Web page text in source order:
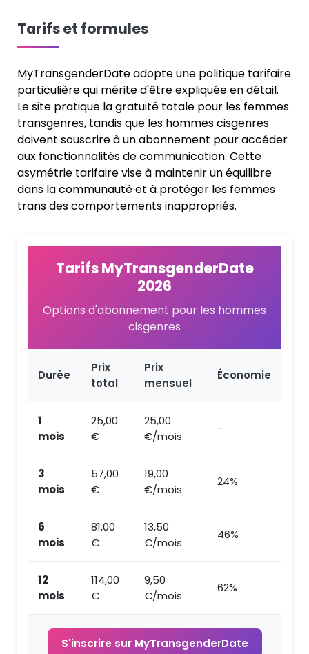
Tarifs et formules
MyTransgenderDate adopte une politique tarifaire
particulière qui mérite d'être expliquée en détail.
Le site pratique la gratuité totale pour les femmes
transgenres, tandis que les hommes cisgenres
doivent souscrire à un abonnement pour accéder
aux fonctionnalités de communication. Cette
asymétrie tarifaire vise à maintenir un équilibre
dans la communauté et à protéger les femmes
trans des comportements inappropriés.
Tarifs MyTransgenderDate
2026
Options d'abonnement pour les hommes
cisgenres
Durée
Prix
total
Prix
mensuel
Économie
1
mois
25,00
€
25,00
€/mois
-
3
mois
57,00
€
19,00
€/mois
24%
6
mois
81,00
€
13,50
€/mois
46%
12
mois
114,00
€
9,50
€/mois
62%
S'inscrire sur MyTransgenderDate